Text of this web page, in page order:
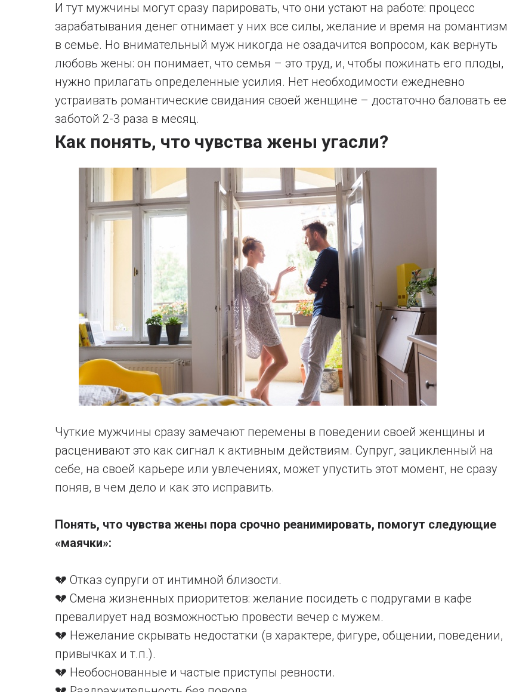
И тут мужчины могут сразу парировать, что они устают на работе: процесс
зарабатывания денег отнимает у них все силы, желание и время на романтизм
в семье. Но внимательный муж никогда не озадачится вопросом, как вернуть
любовь жены: он понимает, что семья – это труд, и, чтобы пожинать его плоды,
нужно прилагать определенные усилия. Нет необходимости ежедневно
устраивать романтические свидания своей женщине – достаточно баловать ее
заботой 2-3 раза в месяц.
Как понять, что чувства жены угасли?
Чуткие мужчины сразу замечают перемены в поведении своей женщины и
расценивают это как сигнал к активным действиям. Супруг, зацикленный на
себе, на своей карьере или увлечениях, может упустить этот момент, не сразу
поняв, в чем дело и как это исправить.
Понять, что чувства жены пора срочно реанимировать, помогут следующие
«маячки»:
💔 Отказ супруги от интимной близости.
💔 Смена жизненных приоритетов: желание посидеть с подругами в кафе
превалирует над возможностью провести вечер с мужем.
💔 Нежелание скрывать недостатки (в характере, фигуре, общении, поведении,
привычках и т.п.).
💔 Необоснованные и частые приступы ревности.